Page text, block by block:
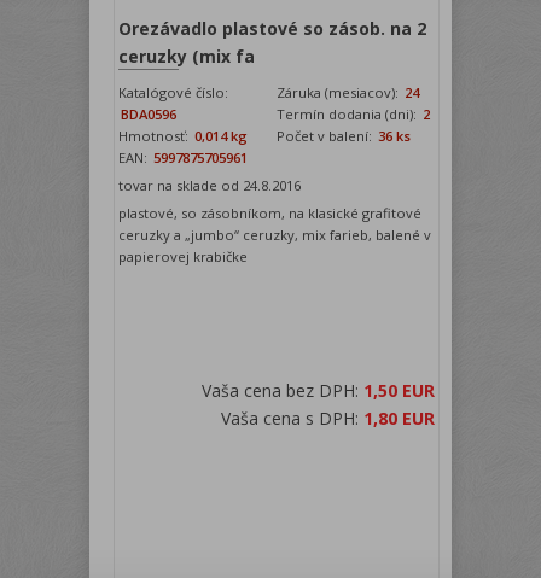
Orezávadlo plastové so zásob. na 2
ceruzky (mix fa
Katalógové číslo:
BDA0596
Záruka (mesiacov): 24
Termín dodania (dni): 2
Hmotnosť: 0,014 kg Počet v balení: 36 ks
EAN: 5997875705961
tovar na sklade od 24.8.2016
plastové, so zásobníkom, na klasické grafitové
ceruzky a „jumbo“ ceruzky, mix farieb, balené v
papierovej krabičke
Vaša cena bez DPH: 1,50 EUR
Vaša cena s DPH: 1,80 EUR